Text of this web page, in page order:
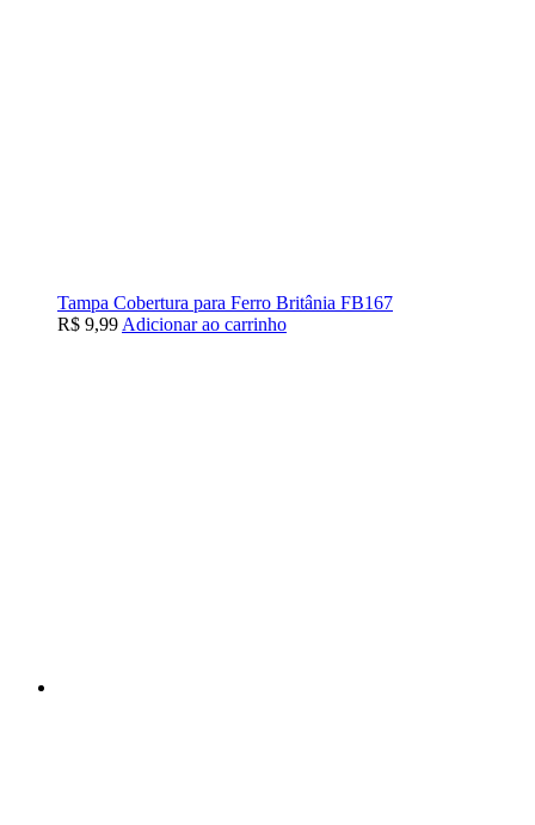
Tampa Cobertura para Ferro Britânia FB167
R$ 9,99 Adicionar ao carrinho